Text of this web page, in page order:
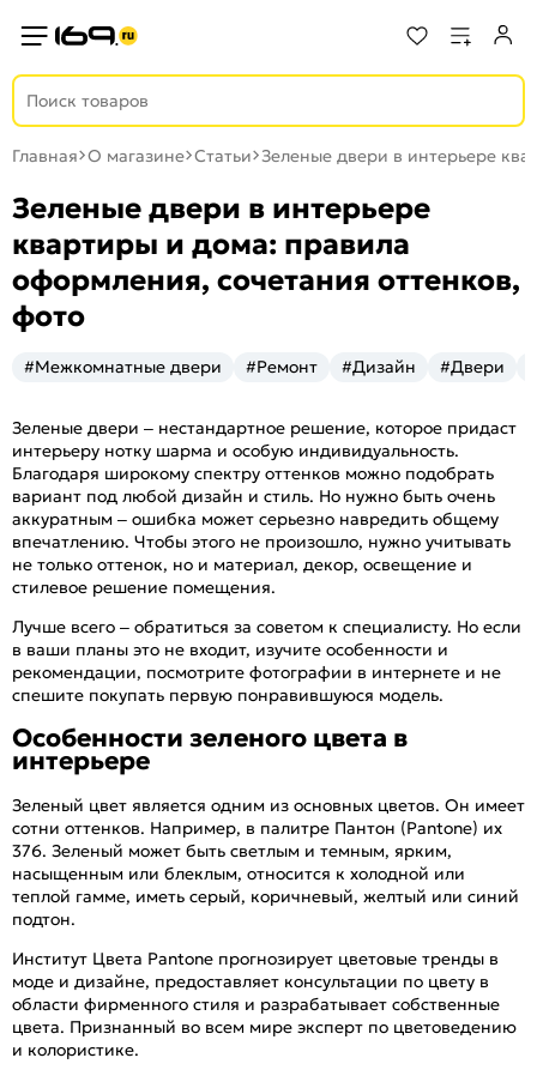
Главная О магазине Статьи Зеленые двери в интерьере
Зеленые двери в интерьере
квартиры и дома: правила
оформления, сочетания оттенков,
фото
#Межкомнатные двери #Ремонт #Дизайн #Двери
Зеленые двери – нестандартное решение, которое придаст
интерьеру нотку шарма и особую индивидуальность.
Благодаря широкому спектру оттенков можно подобрать
вариант под любой дизайн и стиль. Но нужно быть очень
аккуратным – ошибка может серьезно навредить общему
впечатлению. Чтобы этого не произошло, нужно учитывать
не только оттенок, но и материал, декор, освещение и
стилевое решение помещения.
Лучше всего – обратиться за советом к специалисту. Но если
в ваши планы это не входит, изучите особенности и
рекомендации, посмотрите фотографии в интернете и не
спешите покупать первую понравившуюся модель.
Особенности зеленого цвета в
интерьере
Зеленый цвет является одним из основных цветов. Он имеет
сотни оттенков. Например, в палитре Пантон (Pantone) их
376. Зеленый может быть светлым и темным, ярким,
насыщенным или блеклым, относится к холодной или
теплой гамме, иметь серый, коричневый, желтый или синий
подтон.
Институт Цвета Pantone прогнозирует цветовые тренды в
моде и дизайне, предоставляет консультации по цвету в
области фирменного стиля и разрабатывает собственные
цвета. Признанный во всем мире эксперт по цветоведению
и колористике.